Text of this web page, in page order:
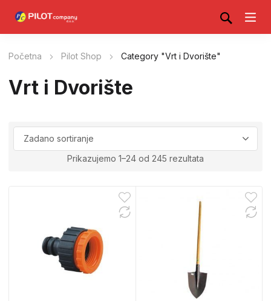
Početna Pilot Shop Category "Vrt i Dvorište"
Vrt i Dvorište
Prikazujemo 1–24 od 245 rezultata